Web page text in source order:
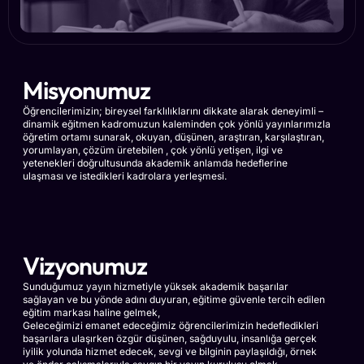
Misyonumuz
Öğrencilerimizin; bireysel farklılıklarını dikkate alarak deneyimli –
dinamik eğitmen kadromuzun kaleminden çok yönlü yayınlarımızla
öğretim ortamı sunarak, okuyan, düşünen, araştıran, karşılaştıran,
yorumlayan, çözüm üretebilen , çok yönlü yetişen, ilgi ve
yetenekleri doğrultusunda akademik anlamda hedeflerine
ulaşması ve istedikleri kadrolara yerleşmesi.
Vizyonumuz
Sunduğumuz yayın hizmetiyle yüksek akademik başarılar
sağlayan ve bu yönde adını duyuran, eğitime güvenle tercih edilen
eğitim markası haline gelmek,
Geleceğimizi emanet edeceğimiz öğrencilerimizin hedefledikleri
başarılara ulaşırken özgür düşünen, sağduyulu, insanlığa gerçek
iyilik yolunda hizmet edecek, sevgi ve bilginin paylaşıldığı, örnek